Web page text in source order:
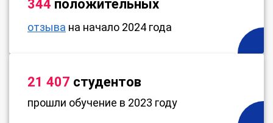
344 положительных
отзыва на начало 2024 года
21 407 студентов
прошли обучение в 2023 году